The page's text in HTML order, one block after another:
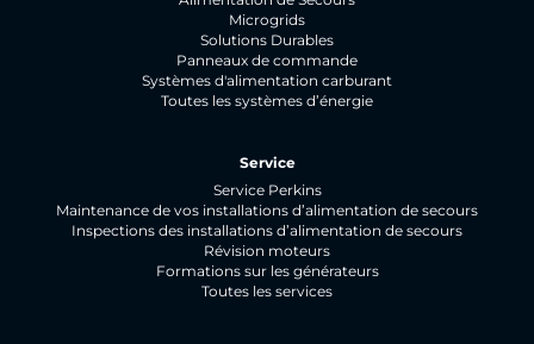
Microgrids
Solutions Durables
Panneaux de commande
Systèmes d'alimentation carburant
Toutes les systèmes d’énergie
Service
Service Perkins
Maintenance de vos installations d’alimentation de secours
Inspections des installations d’alimentation de secours
Révision moteurs
Formations sur les générateurs
Toutes les services